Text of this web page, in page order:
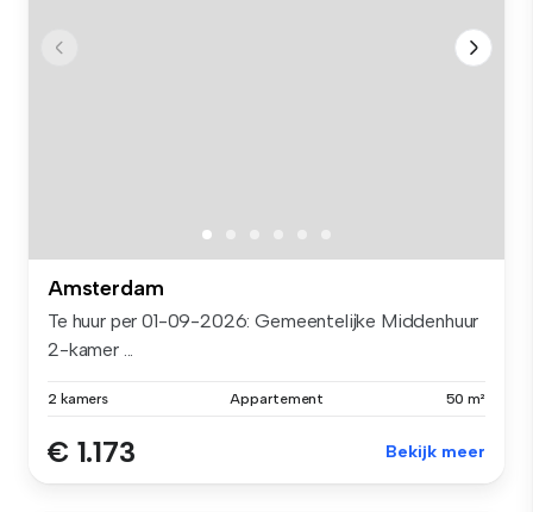
Amsterdam
Te huur per 01-09-2026: Gemeentelijke Middenhuur
2-kamer ...
2 kamers Appartement 50 m²
€ 1.173 Bekijk meer